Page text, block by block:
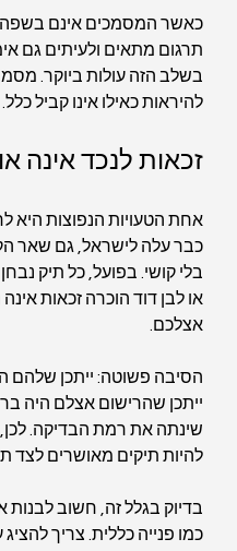
כאשר המסמכים אינם
תרגום מתאים ולעיתים גם
בשלב הזה עולות ביוקר.
להיראות כאילו אינו קביל כלל.
זכאות לנכד אינה
אחת הטעויות הנפוצות
כבר עלה לישראל, גם שאר
בלי קושי. בפועל, כל תיק
או לבן דוד הוכרה זכאות
אצלכם.
הסיבה פשוטה: ייתכן שלהם
ייתכן שהרישום אצלם היה
שינתה את רמת הבדיקה.
להיות תיקים מאושרים לצד
בדיוק בגלל זה, חשוב
כמו פנייה כללית. צריך